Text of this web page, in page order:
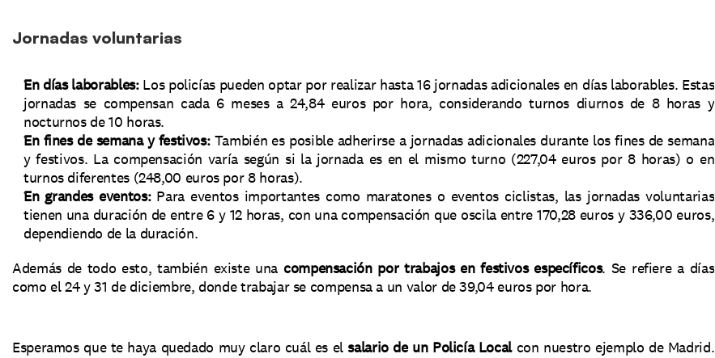
Jornadas voluntarias
En días laborables: Los policías pueden optar por realizar hasta 16 jornadas adicionales en días laborables. Estas
jornadas se compensan cada 6 meses a 24,84 euros por hora, considerando turnos diurnos de 8 horas y
nocturnos de 10 horas.
En fines de semana y festivos: También es posible adherirse a jornadas adicionales durante los fines de semana
y festivos. La compensación varía según si la jornada es en el mismo turno (227,04 euros por 8 horas) o en
turnos diferentes (248,00 euros por 8 horas).
En grandes eventos: Para eventos importantes como maratones o eventos ciclistas, las jornadas voluntarias
tienen una duración de entre 6 y 12 horas, con una compensación que oscila entre 170,28 euros y 336,00 euros,
dependiendo de la duración.
Además de todo esto, también existe una compensación por trabajos en festivos específicos. Se refiere a días
como el 24 y 31 de diciembre, donde trabajar se compensa a un valor de 39,04 euros por hora.
Esperamos que te haya quedado muy claro cuál es el salario de un Policía Local con nuestro ejemplo de Madrid.